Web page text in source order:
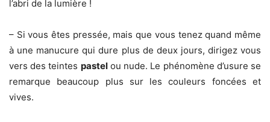
l’abri de la lumière !
– Si vous êtes pressée, mais que vous tenez quand même
à une manucure qui dure plus de deux jours, dirigez vous
vers des teintes pastelou nude. Le phénomène d’usure se
remarque beaucoup plus sur les couleurs foncées et
vives.